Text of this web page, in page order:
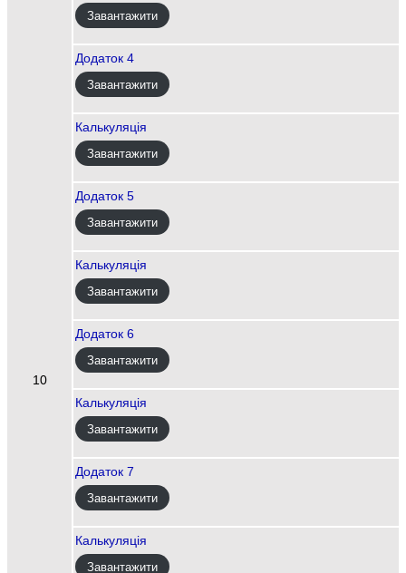
10
Завантажити
Додаток 4
Завантажити
Калькуляція
Завантажити
Додаток 5
Завантажити
Калькуляція
Завантажити
Додаток 6
Завантажити
Калькуляція
Завантажити
Додаток 7
Завантажити
Калькуляція
Завантажити